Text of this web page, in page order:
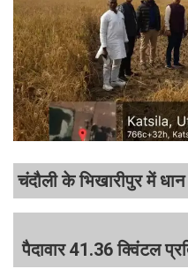
चंदौली के भिखारीपुर में
पैदावार 41.36 क्विंटल